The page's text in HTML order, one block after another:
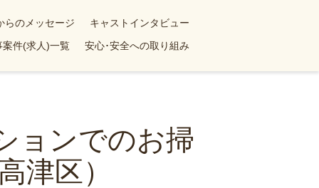
らのメッセージ
キャストインタビュー
案件(求人)一覧 安心･安全への取り組み
ョンでのお掃
津区）